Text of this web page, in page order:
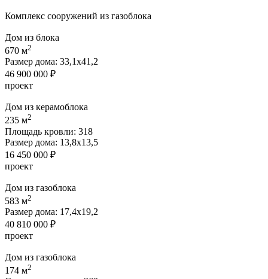
Комплекс сооружений из газоблока
Дом из блока
670 м2
Размер дома: 33,1х41,2
46 900 000 ₽
проект
Дом из керамоблока
235 м2
Площадь кровли: 318
Размер дома: 13,8х13,5
16 450 000 ₽
проект
Дом из газоблока
583 м2
Размер дома: 17,4х19,2
40 810 000 ₽
проект
Дом из газоблока
174 м2